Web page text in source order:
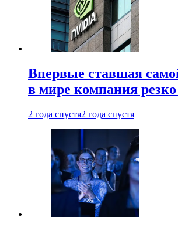
Впервые ставшая
в мире компания
2 года спустя2 года спустя